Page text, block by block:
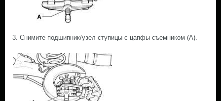
3. Снимите подшипник/узел ступицы с цапфы съемником (А).